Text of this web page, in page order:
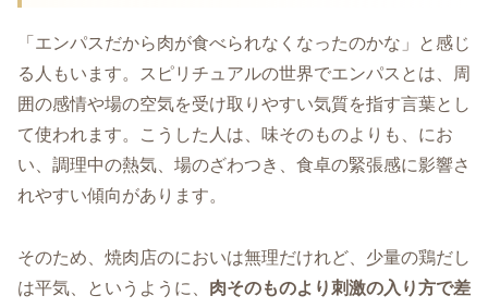
「エンパスだから肉が食べられなくなったのかな」と感じ
る人もいます。スピリチュアルの世界でエンパスとは、周
囲の感情や場の空気を受け取りやすい気質を指す言葉とし
て使われます。こうした人は、味そのものよりも、にお
い、調理中の熱気、場のざわつき、食卓の緊張感に影響さ
れやすい傾向があります。
そのため、焼肉店のにおいは無理だけれど、少量の鶏だし
は平気、というように、 肉そのものより刺激の入り方で差